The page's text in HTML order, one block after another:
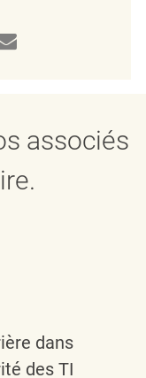
via twitter
associés
dans
des TI